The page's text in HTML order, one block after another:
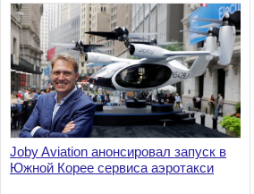
Joby Aviation анонсировал запуск в
Южной Корее сервиса аэротакси